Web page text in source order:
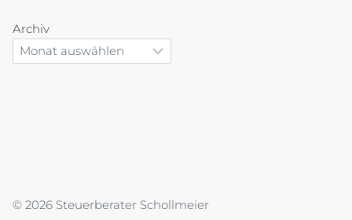
Archiv
© 2026 Steuerberater Schollmeier